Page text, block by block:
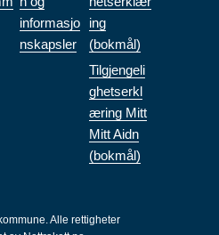
informasjo
nskapsler
ing
(bokmål)
Tilgjengeli
ghetserkl
æring Mitt
Mitt Aidn
(bokmål)
Alle rettigheter